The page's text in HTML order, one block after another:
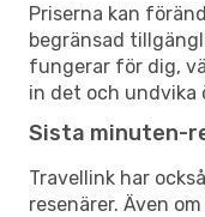
Priserna kan
begränsad
fungerar för dig,
in det och undvika
Sista minuten-
Travellink har
resenärer. Även